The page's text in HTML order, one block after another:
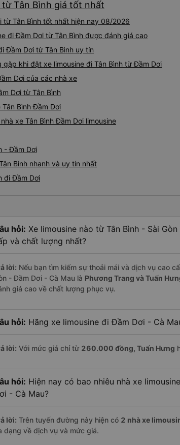
Tân Bình giá tốt nhất
từ Tân Bình tốt nhất hiện nay 08/2026
đi Đầm Dơi từ Tân Bình được đánh giá cao
Đầm Dơi từ Tân Bình uy tín
khi đặt xe limousine đi Tân Bình từ Đầm Dơi
Dơi của các nhà xe
Dơi từ Tân Bình
Bình Đầm Dơi
xe Tân Bình Đầm Dơi limousine
- Đầm Dơi
Bình nhanh và uy tín nhất
đi Đầm Dơi
hỏi: Xe limousine nào từ Tân Bình - Sài
và chất lượng nhất?
lời: Nếu bạn tìm kiếm sự thoải mái và dịch vụ cao
- Đầm Dơi - Cà Mau là Phương Trang và Tuấn
giá cao về chất lượng phục vụ.
hỏi: Hãng xe limousine đi Đầm Dơi - Cà
lời: Với mức giá chỉ từ 260.000 đồng, Tuấn Hưng
hỏi: Hiện nay có bao nhiêu nhà xe
- Cà Mau?
lời: Trên tuyến đường này hiện có 2 nhà xe
dạng về dịch vụ và mức giá.